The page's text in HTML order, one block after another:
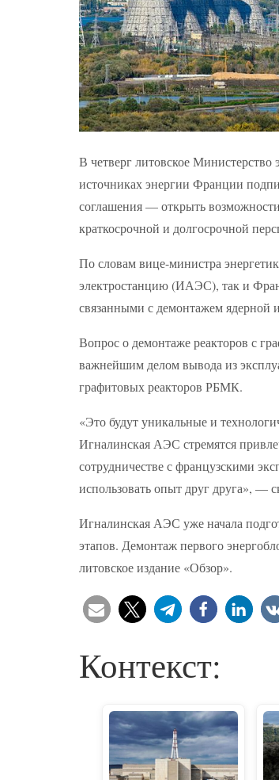
В четверг литовское Министерство
источниках энергии Франции
соглашения — открыть возможности
краткосрочной и долгосрочной
По словам вице-министра
электростанцию ​​(ИАЭС), так и
связанными с демонтажем ядерной
Вопрос о демонтаже реакторов с
важнейшим делом вывода из
графитовых реакторов РБМК.
«Это будут уникальные и
Игналинская АЭС стремятся
сотрудничестве с французскими
использовать опыт друг друга», —
Игналинская АЭС уже начала
этапов. Демонтаж первого
литовское издание «Обзор».
Контекст: